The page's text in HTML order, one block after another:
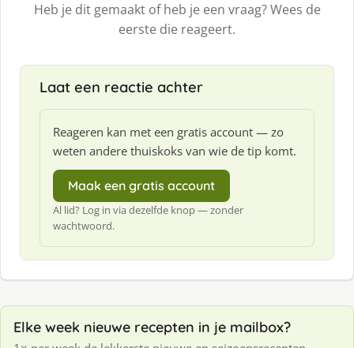
Heb je dit gemaakt of heb je een vraag? Wees de
eerste die reageert.
Laat een reactie achter
Reageren kan met een gratis account — zo
weten andere thuiskoks van wie de tip komt.
Maak een gratis account
Al lid? Log in via dezelfde knop — zonder
wachtwoord.
Elke week nieuwe recepten in je mailbox?